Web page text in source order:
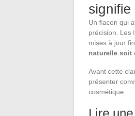
Un flacon qui
précision. Les
mises à jour
naturelle soit
Avant cette
présenter
cosmétique.
Lire